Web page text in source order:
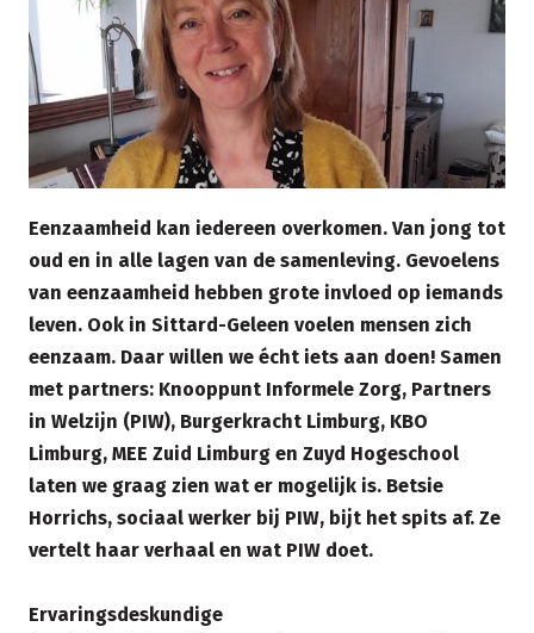
Eenzaamheid kan iedereen overkomen. Van jong tot
oud en in alle lagen van de samenleving. Gevoelens
van eenzaamheid hebben grote invloed op iemands
leven. Ook in Sittard-Geleen voelen mensen zich
eenzaam. Daar willen we écht iets aan doen! Samen
met partners: Knooppunt Informele Zorg, Partners
in Welzijn (PIW), Burgerkracht Limburg, KBO
Limburg, MEE Zuid Limburg en Zuyd Hogeschool
laten we graag zien wat er mogelijk is. Betsie
Horrichs, sociaal werker bij PIW, bijt het spits af. Ze
vertelt haar verhaal en wat PIW doet.
Ervaringsdeskundige